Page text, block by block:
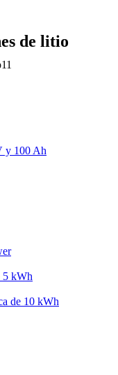
de litio